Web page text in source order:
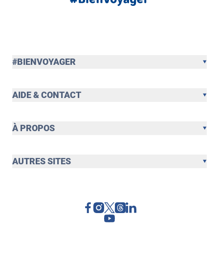
#BIENVOYAGER
AIDE & CONTACT
À PROPOS
AUTRES SITES